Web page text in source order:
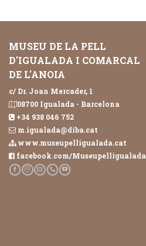
MUSEU DE LA PELL
D'IGUALADA I COMARCAL
DE L'ANOIA
c/ Dr. Joan Mercader, 1
08700 Igualada - Barcelona
+34 938 046 752
m.igualada@diba.cat
www.museupelligualada.cat
facebook.com/Museupelligualada